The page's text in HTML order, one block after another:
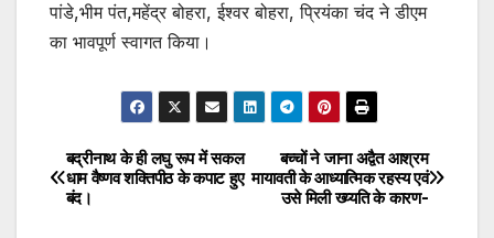
पांडे,भीम पंत,महेंद्र बोहरा, ईश्वर बोहरा, प्रियंका चंद ने डीएम
का भावपूर्ण स्वागत किया।
Post
navigation
बच्चों ने जाना अद्वैत आश्रम
मायावती के आध्यात्मिक रहस्य एवं
उसे मिली ख्य्यति के कारण-
बद्रीनाथ के ही लघु रूप में सकल
धाम वैष्णव शक्तिपीठ के कपाट हुए
बंद।